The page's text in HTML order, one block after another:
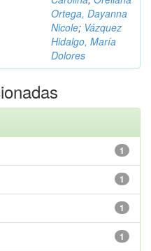
Ortega, Dayanna
Nicole; Vázquez
Hidalgo, María
Dolores
1
1
1
1